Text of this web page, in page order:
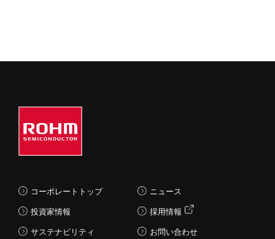
コーポレートトップ
投資家情報
サステナビリティ
ニュース
採用情報
お問い合わせ